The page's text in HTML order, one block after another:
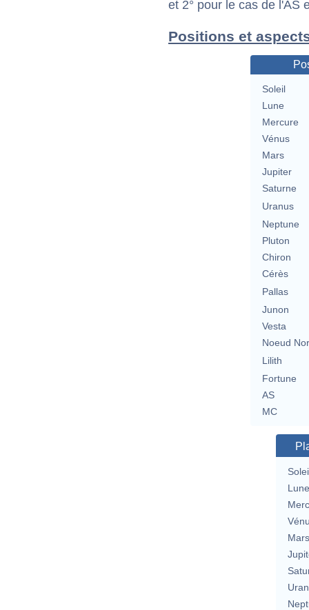
et 2° pour le cas de l'AS
Positions et
Soleil
Lune
Mercure
Vénus
Mars
Jupiter
Saturne
Uranus
Neptune
Pluton
Chiron
Cérès
Pallas
Junon
Vesta
Noeud
Lilith
Fortune
AS
MC
Lune
Mars